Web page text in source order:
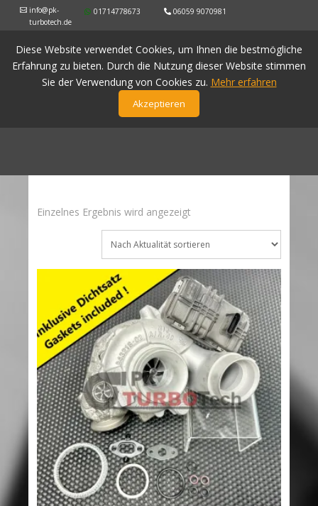
info@pk-
turbotech.de
Diese Website verwendet Cookies, um Ihnen die bestmögliche
Erfahrung zu bieten. Durch die Nutzung dieser Website stimmen
Sie der Verwendung von Cookies zu. Mehr erfahren
Akzeptieren
01714778673 06059 9070981
Einzelnes Ergebnis wird angezeigt